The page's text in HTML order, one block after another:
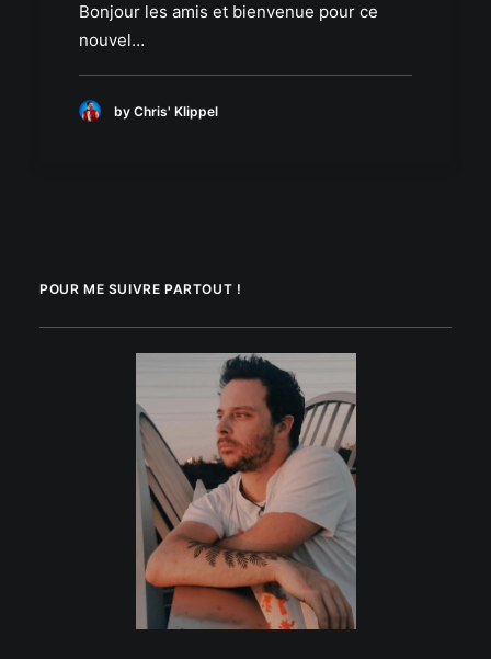
Bonjour les amis et bienvenue pour ce
nouvel…
by Chris' Klippel
POUR ME SUIVRE PARTOUT !